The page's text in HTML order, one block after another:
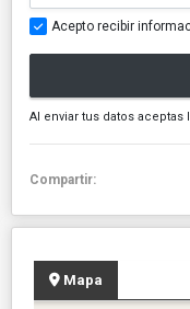
Acepto recibir
Al enviar tus datos aceptas
Compartir:
Mapa